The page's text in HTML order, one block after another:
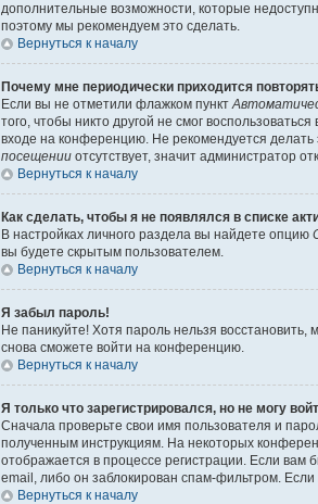
дополнительные возможности, которые
поэтому мы рекомендуем это сделать.
Вернуться к началу
Почему мне периодически приходится
Если вы не отметили флажком пункт
того, чтобы никто другой не смог
входе на конференцию. Не рекомендуется
посещении отсутствует, значит администратор
Вернуться к началу
Как сделать, чтобы я не появлялся в списке
В настройках личного раздела вы найдете опцию
вы будете скрытым пользователем.
Вернуться к началу
Я забыл пароль!
Не паникуйте! Хотя пароль нельзя
снова сможете войти на конференцию.
Вернуться к началу
Я только что зарегистрировался, но не могу
Сначала проверьте свои имя пользователя и
полученным инструкциям. На некоторых
отображается в процессе регистрации. Если
email, либо он заблокирован спам-фильтром.
Вернуться к началу